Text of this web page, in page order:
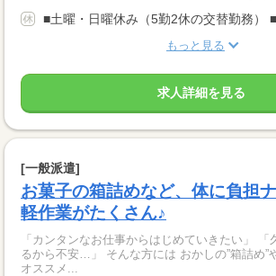
■土曜・日曜休み（5勤2休の交替勤務）
もっと見る
求人詳細を見る
[一般派遣]
お菓子の箱詰めなど、体に負担
軽作業がたくさん♪
「カンタンなお仕事からはじめていきたい」 「
るから不安…」 そんな方には おかしの”箱詰め”や”仕分け”のお仕事が
オススメ...